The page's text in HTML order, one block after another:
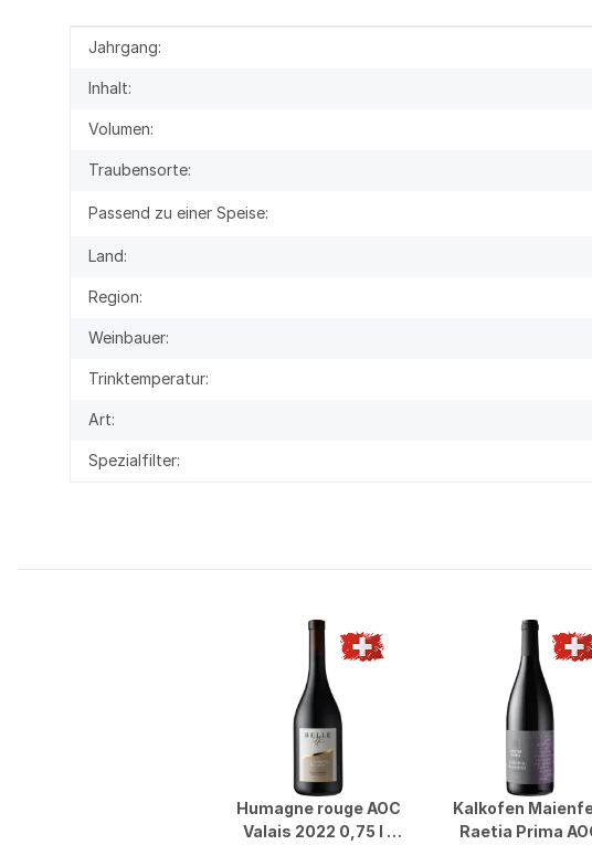
Produkteigenschaft
Wert
Jahrgang:
Inhalt:
Volumen:
Traubensorte:
Passend zu einer Speise:
Land:
Region:
Weinbauer:
Trinktemperatur:
Art:
Spezialfilter:
Humagne rouge AOC
Valais 2022 0,75 l -
Kalkofen
Raetia Prima